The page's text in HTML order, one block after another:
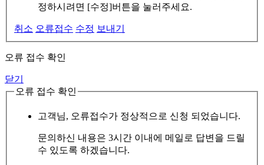
정하시려면 [수정]버튼을 눌러주세요.
취소 오류접수 수정 보내기
오류 접수 확인
닫기
오류 접수 확인
고객님, 오류접수가 정상적으로 신청 되었습니다.
문의하신 내용은 3시간 이내에 메일로 답변을 드릴
수 있도록 하겠습니다.